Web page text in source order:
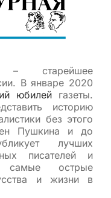
– старейшее
В январе 2020
юбилей газеты.
историю
без этого
Пушкина и до
лучших
писателей и
самые острые
и жизни в